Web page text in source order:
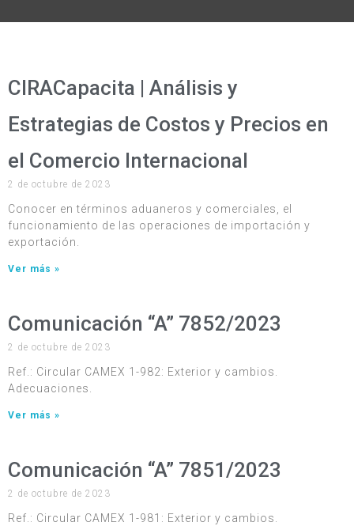
CIRACapacita | Análisis y
Estrategias de Costos y Precios en
el Comercio Internacional
2 de octubre de 2023
Conocer en términos aduaneros y comerciales, el
funcionamiento de las operaciones de importación y
exportación.
Ver más »
Comunicación “A” 7852/2023
2 de octubre de 2023
Ref.: Circular CAMEX 1-982: Exterior y cambios.
Adecuaciones.
Ver más »
Comunicación “A” 7851/2023
2 de octubre de 2023
Ref.: Circular CAMEX 1-981: Exterior y cambios.